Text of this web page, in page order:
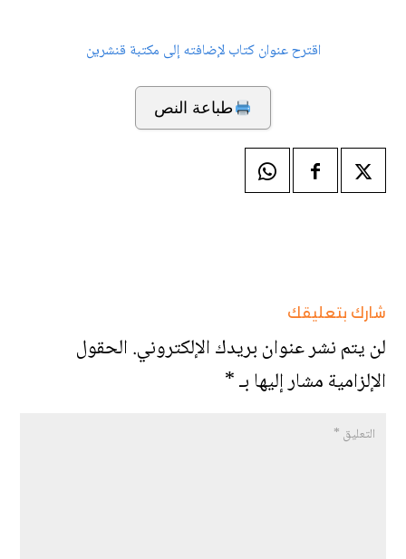
اقترح عنوان كتاب لإضافته إلى مكتبة قنشرين
طباعة النص
شارك بتعليقك
لن يتم نشر عنوان بريدك الإلكتروني.الحقول
الإلزامية مشار إليها بـ*